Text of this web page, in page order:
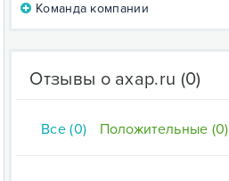
Команда компании
Отзывы о axap.ru (0)
Все (0) Положительные (0)